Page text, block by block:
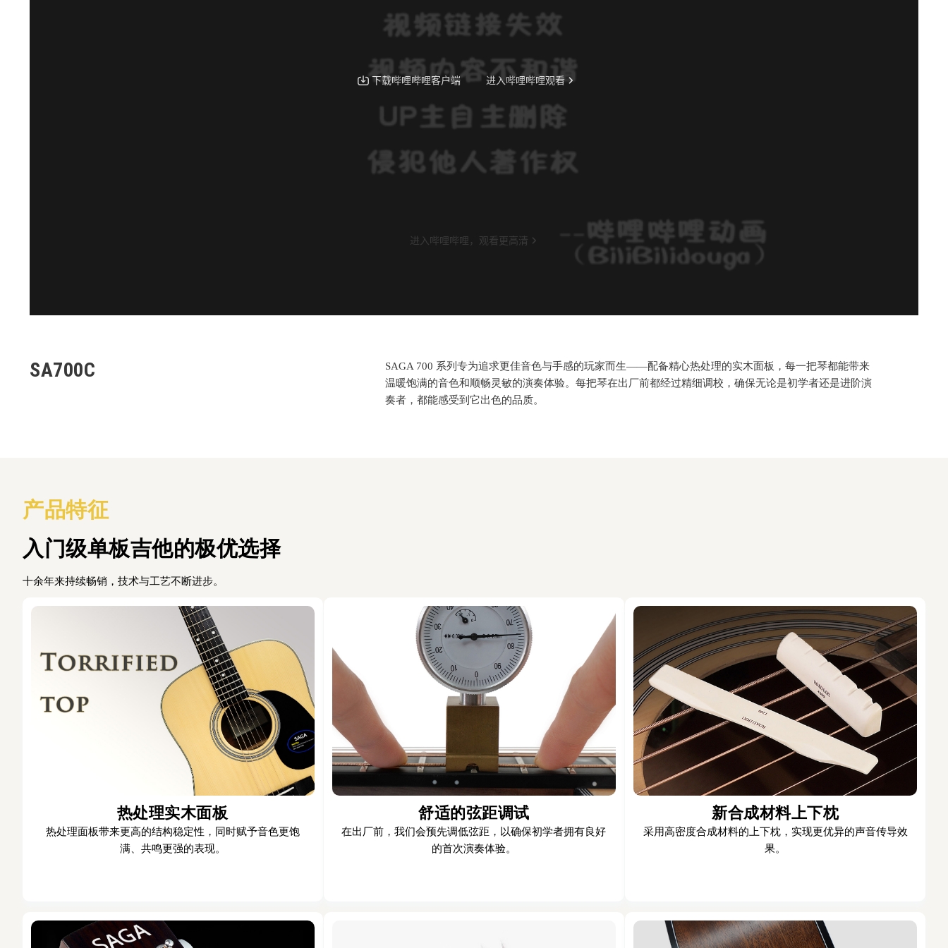
SA700C SAGA 700 系列 专为追求更佳音色与手感的玩家而生——配备精心热处理的实木面板，每一把琴都能带来
温暖饱满的音色和顺畅灵敏的演奏体验。每把琴在出厂前都经过精细调校，确保无论是初学者还是进阶演
奏者，都能感受到它出色的品质。
产品特征
入门级单板吉他的极优选择
十余年来持续畅销，技术与工艺不断进步。
热处理实木面板
热处理面板带来更高的结构稳定性，同时赋予音色更饱
满、共鸣更强的表现。
舒适的弦距调试
在出厂前，我们会预先调低弦距，以确保初学者拥有良好
的首次演奏体验。
新合成材料上下枕
采用高密度合成材料的上下枕，实现更优异的声音传导效
果。